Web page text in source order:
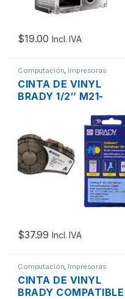
$19.00 Incl. IVA
Computación, Impresoras
CINTA DE VINYL
BRADY 1/2″ M21-
SOBRE BLANCO DE
12.7MM 6.4MTS. –
ORIGINAL
$37.99 Incl. IVA
Computación, Impresoras
CINTA DE VINYL
BRADY COMPATIBLE